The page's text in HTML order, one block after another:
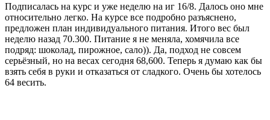
Подписалась на курс и уже неделю на иг 16/8. Далось оно мне
относительно легко. На курсе все подробно разъяснено,
предложен план индивидуального питания. Итого вес был
неделю назад 70.300. Питание я не меняла, хомячила все
подряд: шоколад, пирожное, сало)). Да, подход не совсем
серьёзный, но на весах сегодня 68,600. Теперь я думаю как бы
взять себя в руки и отказаться от сладкого. Очень бы хотелось
64 весить.